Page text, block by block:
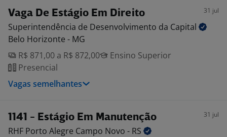
Vaga De Estágio Em Direito 31 jul
Superintendência de Desenvolvimento da Capital
Belo Horizonte - MG
R$ 871,00 a R$ 872,00
Ensino Superior
Presencial
Vagas semelhantes
1141 - Estágio Em Manutenção 31 jul
RHF Porto Alegre Campo Novo - RS